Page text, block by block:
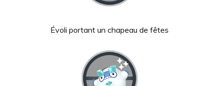
Évoli portant un chapeau de fêtes